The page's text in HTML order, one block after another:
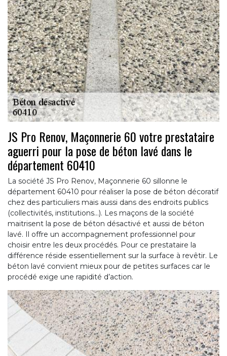
JS Pro Renov, Maçonnerie 60 votre prestataire
aguerri pour la pose de béton lavé dans le
département 60410
La société JS Pro Renov, Maçonnerie 60 sillonne le
département 60410 pour réaliser la pose de béton décoratif
chez des particuliers mais aussi dans des endroits publics
(collectivités, institutions…). Les maçons de la société
maitrisent la pose de béton désactivé et aussi de béton
lavé. Il offre un accompagnement professionnel pour
choisir entre les deux procédés. Pour ce prestataire la
différence réside essentiellement sur la surface à revêtir. Le
béton lavé convient mieux pour de petites surfaces car le
procédé exige une rapidité d’action.